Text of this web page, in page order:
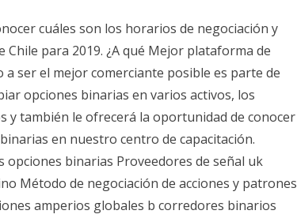
cuáles son los horarios de negociación y
Chile para 2019. ¿A qué Mejor plataforma de
ser el mejor comerciante posible es parte de
opciones binarias en varios activos, los
y también le ofrecerá la oportunidad de conocer
en nuestro centro de capacitación.
opciones binarias Proveedores de señal uk
Método de negociación de acciones y patrones
amperios globales b corredores binarios